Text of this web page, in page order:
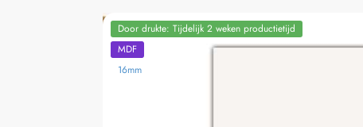
Door drukte: Tijdelijk 2 weken productietijd
MDF
16mm